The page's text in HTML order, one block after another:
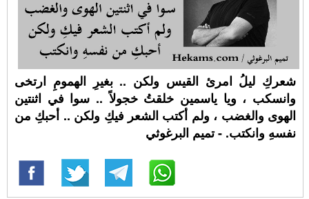
شعركِ ليلُ امرئ القيس ولكن .. بغيرِ الهمومِ ارتخى
وانسكب ، ويا ياسمين خلقتُ خجولاً .. سوا في اثنتين
الهوى والغضب ، ولم أكتب الشعر فيكِ ولكن .. أحبكِ من
نفسهِ وانكتب. - تميم البرغوثي